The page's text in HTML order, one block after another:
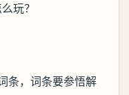
条，词条要参悟解